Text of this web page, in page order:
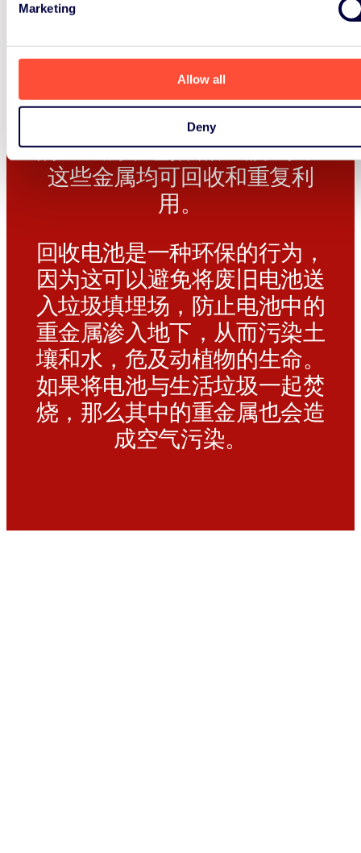
Marketing
Allow all
Deny
多个主电池单元（不可充电）
或一个或多个次级电池单元
（可充电）组成。
多数类型的电池都含有带毒性
的重金属，包括镍、镉和汞。
这些金属均可回收和重复利
用。
回收电池是一种环保的行为，
因为这可以避免将废旧电池送
入垃圾填埋场，防止电池中的
重金属渗入地下，从而污染土
壤和水，危及动植物的生命。
如果将电池与生活垃圾一起焚
烧，那么其中的重金属也会造
成空气污染。